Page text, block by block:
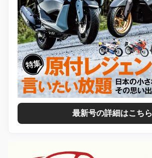
最新号の詳細はこちら